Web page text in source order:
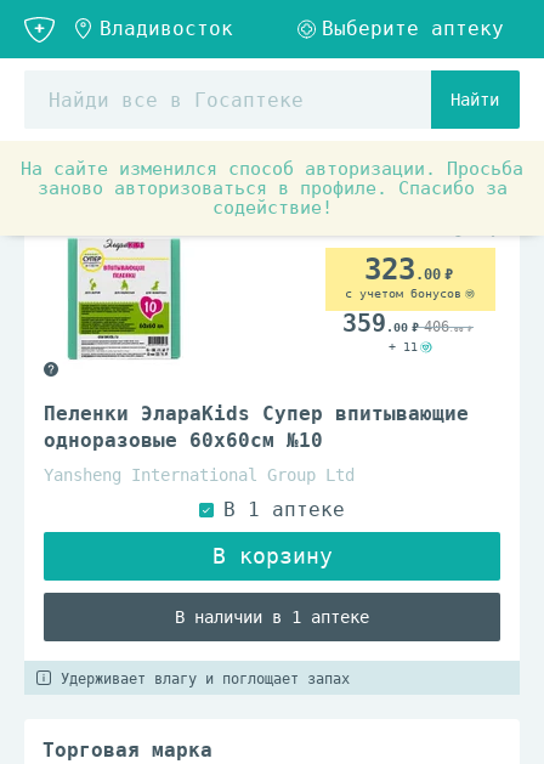
Найти
На сайте изменился способ авторизации. Просьба
заново авторизоваться в профиле. Спасибо за
содействие!
Детское питание и уход Детская косметика и
Пеленки ЭлараKids Супер впитывающие
одноразовые 60x60см №10
Yansheng International Group Ltd
В наличии в 1 аптеке
323 .00
с учетом бонусов
359 .00 406.00
+ 11
Удерживает влагу и поглощает запах
Торговая марка